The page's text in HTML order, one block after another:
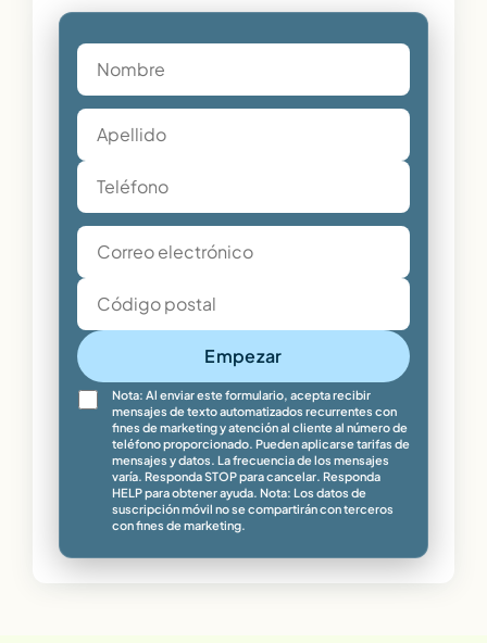
Empezar
Nota: Al enviar este formulario, acepta recibir
mensajes de texto automatizados recurrentes con
fines de marketing y atención al cliente al número de
teléfono proporcionado. Pueden aplicarse tarifas de
mensajes y datos. La frecuencia de los mensajes
varía. Responda STOP para cancelar. Responda
HELP para obtener ayuda. Nota: Los datos de
suscripción móvil no se compartirán con terceros
con fines de marketing.